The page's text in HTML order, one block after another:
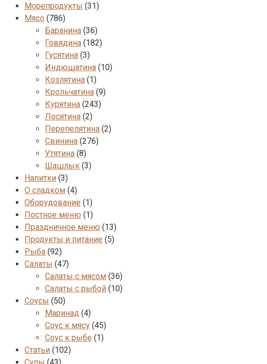
Морепродукты (31)
Мясо (786)
Баранина (36)
Говядина (182)
Гусятина (3)
Индюшатина (10)
Козлятина (1)
Крольчатина (9)
Курятина (243)
Лосятина (2)
Перепелятина (2)
Свинина (276)
Утятина (8)
Шашлык (3)
Напитки (3)
О сладком (4)
Оборудование (1)
Постное меню (1)
Праздничное меню (13)
Продукты и питание (5)
Рыба (92)
Салаты (47)
Салаты с мясом (36)
Салаты с рыбой (10)
Соусы (50)
Маринад (4)
Соус к мясу (45)
Соус к рыбе (1)
Статьи (102)